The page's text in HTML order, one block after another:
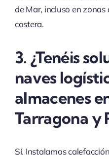
de Mar, incluso en
costera.
3. ¿Tenéis
naves
almacenes
Tarragona y
Sí. Instalamos